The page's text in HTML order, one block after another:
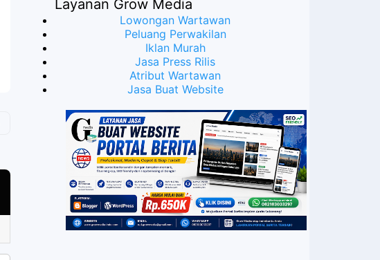
Layanan Grow Media
Lowongan Wartawan
Peluang Perwakilan
Iklan Murah
Jasa Press Rilis
Atribut Wartawan
Jasa Buat Website